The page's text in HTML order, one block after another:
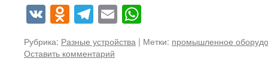
VKOdnoklassniki
Telegram
Email
Рубрика: Разные устройства | Метки: промышленное
Оставить комментарий